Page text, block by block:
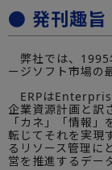
● 発刊趣旨
弊社では、1995
ージソフト市場の
ERPは
企業資源計画と訳
「カネ」「情報
転じてそれを実現
るリソース管理に
営を推進するデー